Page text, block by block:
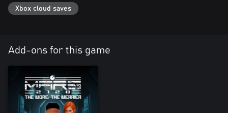
Xbox cloud saves
Add-ons for this game